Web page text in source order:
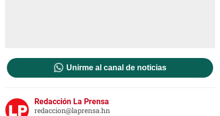
Unirme al canal de noticias
Redacción La Prensa
redaccion@laprensa.hn